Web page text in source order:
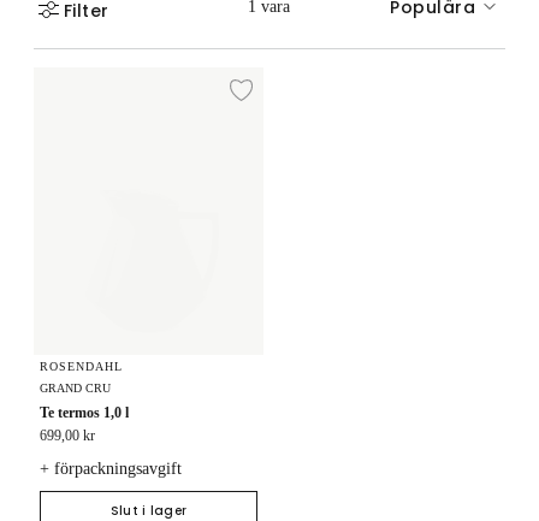
Filter 1 vara Populära
Lägg till i önskelista
ROSENDAHL
GRAND CRU
Te termos 1,0 l
699,00 kr
+ förpackningsavgift
Slut i lager